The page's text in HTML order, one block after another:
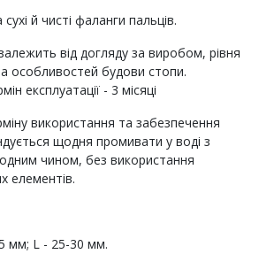
й чисті фаланги пальців.
від догляду за виробом, рівня
особливостей будови стопи.
експлуатації - 3 місяці
використання та забезпечення
щодня промивати у воді з
чином, без використання
елементів.
мм; L - 25-30 мм.